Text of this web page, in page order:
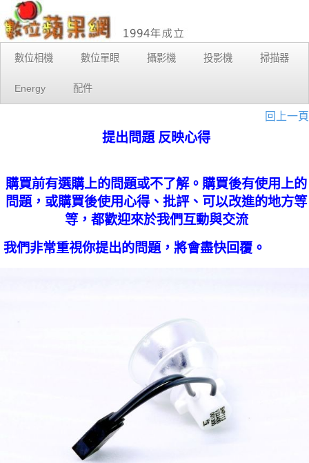
數位相機 數位單眼 攝影機 投影機 掃描器
Energy 配件
回上一頁
提出問題 反映心得
購買前有選購上的問題或不了解。購買後有使用上的
問題，或購買後使用心得、批評、可以改進的地方等
等，都歡迎來於我們互動與交流
我們非常重視你提出的問題，將會盡快回覆。